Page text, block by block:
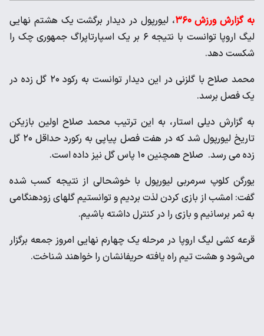
به گزارش ورزش ۳۶۰
، لیورپول در دیدار برگشت یک هشتم نهایی
لیگ اروپا توانست با نتیجه ۶ بر یک اسپارتاپراگ جمهوری چک را
شکست دهد.
محمد صلاح با گلزنی در این دیدار توانست به رکود ۲۰ گل زده در
یک فصل برسد.
به گزارش دیلی استار، به این ترتیب محمد صلاح اولین بازیکن
تاریخ لیورپول شد که در هفت فصل پیاپی به رکورد حداقل ۲۰ گل
زده می رسد. صلاح همچنین ۱۰ پاس گل نیز داده است.
یورگن کلوپ سرمربی لیورپول با خوشحالی از نتیجه کسب شده
گفت: امشب از بازی کردن لذت بردیم و توانستیم گلهای زودهنگامی
به ثمر برسانیم و بازی را در کنترل داشته باشیم.
قرعه کشی لیگ اروپا در مرحله یک چهارم نهایی امروز جمعه برگزار
می‌شود و هشت تیم راه یافته حریفانشان را خواهند شناخت.